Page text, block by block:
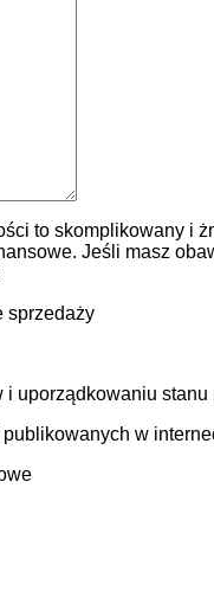
to skomplikowany i
Jeśli masz
sprzedaży
uporządkowaniu
w